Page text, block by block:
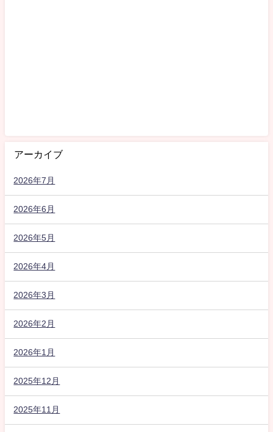
アーカイブ
2026年7月
2026年6月
2026年5月
2026年4月
2026年3月
2026年2月
2026年1月
2025年12月
2025年11月